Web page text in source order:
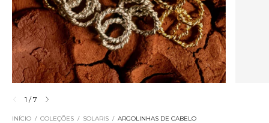
1 /7
INÍCIO / COLEÇÕES / SOLARIS / ARGOLINHAS DE CABELO